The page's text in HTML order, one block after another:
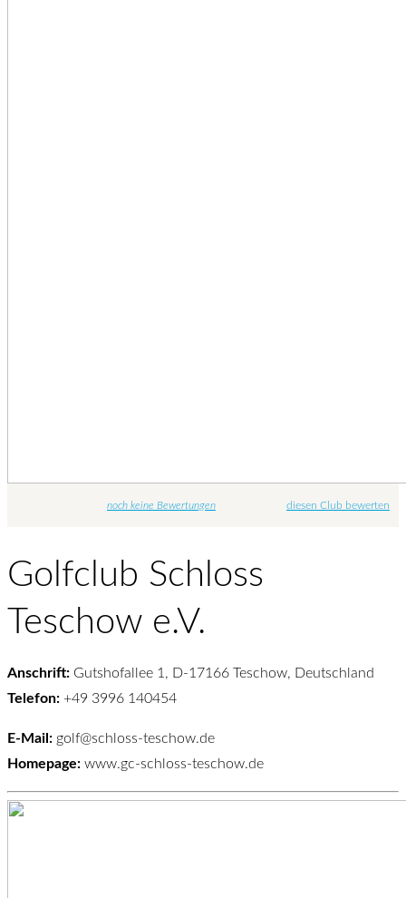
noch keine Bewertungen diesen Club bewerten
Golfclub Schloss
Teschow e.V.
Anschrift: Gutshofallee 1, D-17166 Teschow, Deutschland
Telefon: +49 3996 140454
E-Mail: golf@schloss-teschow.de
Homepage: www.gc-schloss-teschow.de